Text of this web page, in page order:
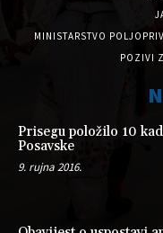
MINISTARSTVO
POZIVI
Prisegu položilo 10
Posavske
9. rujna 2016.